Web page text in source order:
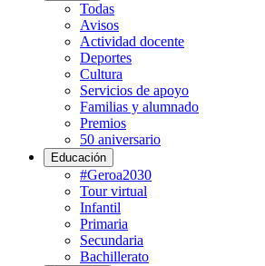
Todas
Avisos
Actividad docente
Deportes
Cultura
Servicios de apoyo
Familias y alumnado
Premios
50 aniversario
Educación
#Geroa2030
Tour virtual
Infantil
Primaria
Secundaria
Bachillerato